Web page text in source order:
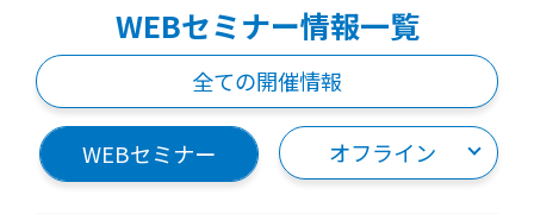
WEBセミナー情報一覧
全ての開催情報
WEBセミナー オフライン